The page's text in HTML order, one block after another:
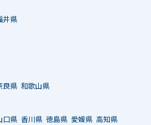
井県
良県 和歌山県
口県 香川県 徳島県 愛媛県 高知県